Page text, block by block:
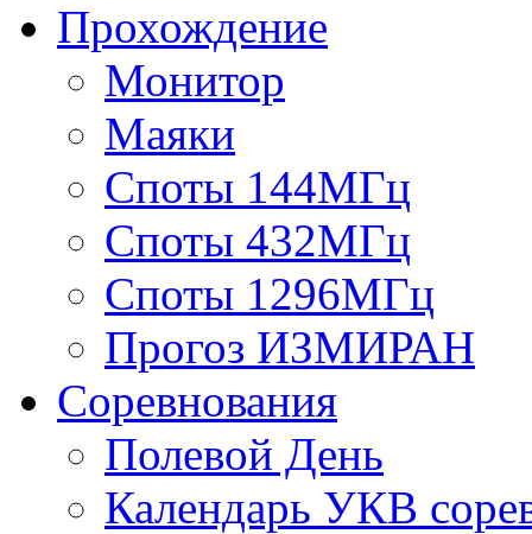
Прохождение
Монитор
Маяки
Споты 144МГц
Споты 432МГц
Споты 1296МГц
Прогоз ИЗМИРАН
Соревнования
Полевой День
Календарь УКВ